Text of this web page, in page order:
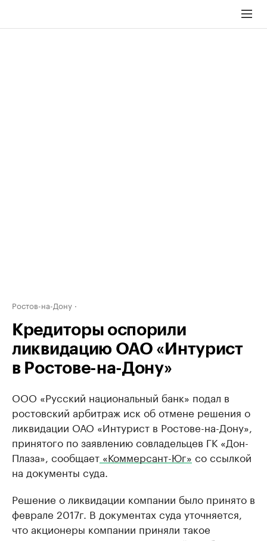
Ростов-на-Дону
Кредиторы оспорили
ликвидацию ОАО «Интурист
в Ростове-на-Дону»
ООО «Русский национальный банк» подал в
ростовский арбитраж иск об отмене решения о
ликвидации ОАО «Интурист в Ростове-на-Дону»,
принятого по заявлению совладельцев ГК «Дон-
Плаза», сообщает «Коммерсант-Юг» со ссылкой
на документы суда.
Решение о ликвидации компании было принято в
феврале 2017г. В документах суда уточняется,
что акционеры компании приняли такое